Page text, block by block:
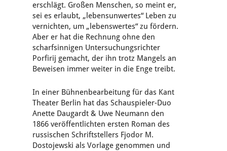
erschlägt. Großen Menschen, so meint er,
sei es erlaubt, „lebensunwertes“ Leben zu
vernichten, um „lebenswertes“ zu fördern.
Aber er hat die Rechnung ohne den
scharfsinnigen Untersuchungsrichter
Porfirij gemacht, der ihn trotz Mangels an
Beweisen immer weiter in die Enge treibt.
In einer Bühnenbearbeitung für das Kant
Theater Berlin hat das Schauspieler-Duo
Anette Daugardt & Uwe Neumann den
1866 veröffentlichten ersten Roman des
russischen Schriftstellers Fjodor M.
Dostojewski als Vorlage genommen und